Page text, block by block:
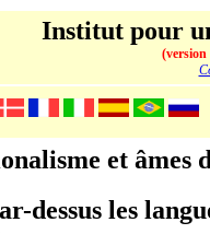
Institut pour
(version
et âmes
dessus les